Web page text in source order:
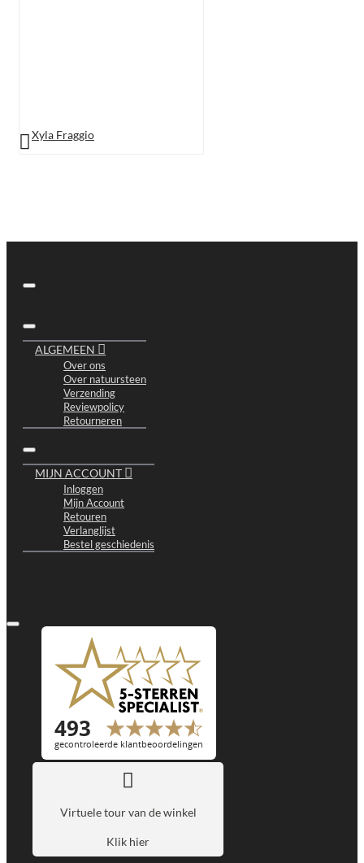
Xyla Fraggio
ALGEMEEN
Over ons
Over natuursteen
Verzending
Reviewpolicy
Retourneren
MIJN ACCOUNT
Inloggen
Mijn Account
Retouren
Verlanglijst
Bestel geschiedenis
Virtuele tour van de winkel
Klik hier